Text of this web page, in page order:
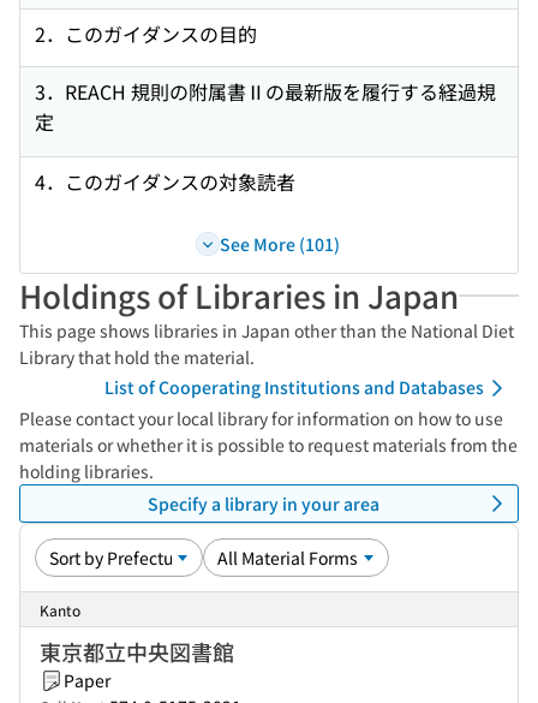
2．このガイダンスの目的
3．REACH 規則の附属書Ⅱの最新版を履行する経過規
定
4．このガイダンスの対象読者
See More (101)
Holdings of Libraries in Japan
This page shows libraries in Japan other than the National Diet
Library that hold the material.
List of Cooperating Institutions and Databases
Please contact your local library for information on how to use
materials or whether it is possible to request materials from the
holding libraries.
Specify a library in your area
Kanto
東京都立中央図書館
Paper